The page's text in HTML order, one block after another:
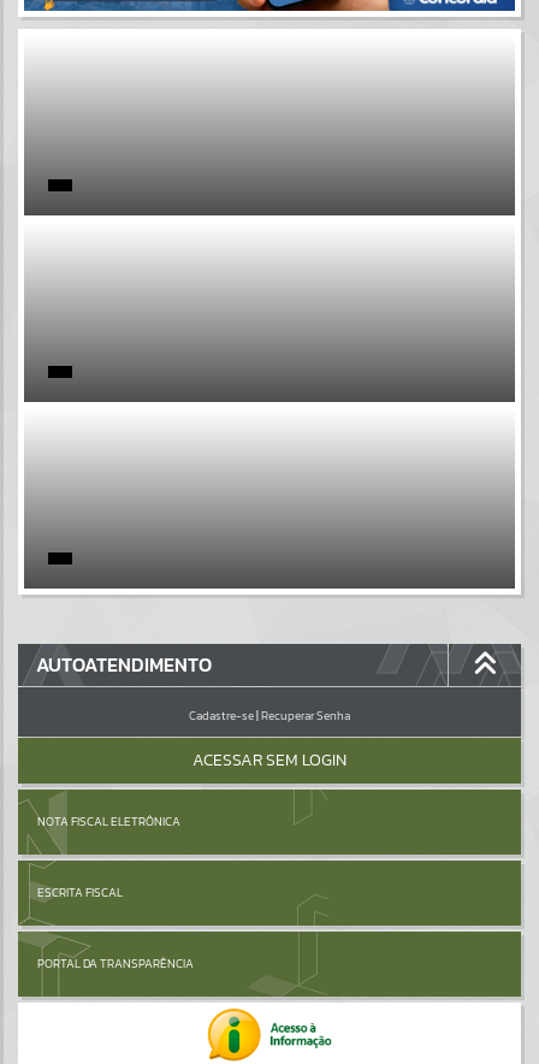
Por favor, aguarde...
Por favor, aguarde...
GALERIAS
Por favor, aguarde...
AUTOATENDIMENTO
Cadastre-se|Recuperar Senha
ACESSAR SEM LOGIN
NOTA FISCAL ELETRÔNICA
ESCRITA FISCAL
PORTAL DA TRANSPARÊNCIA